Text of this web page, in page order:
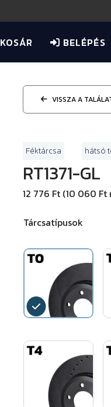
KOSÁR BELÉPÉS
VISSZA A
Féktárcsa hátsó
RT1371-GL
12 776 Ft (10 060
Tárcsatípusok